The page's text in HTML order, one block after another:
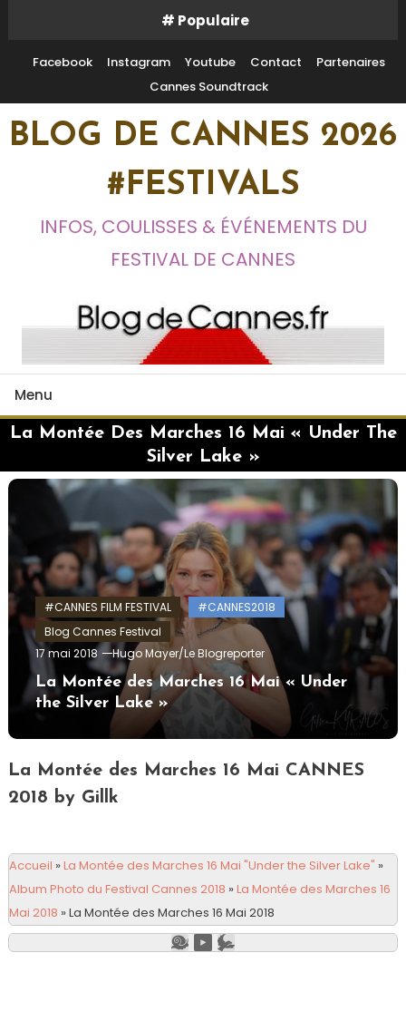
Content
# Populaire
Facebook Instagram Youtube Contact
Partenaires
Cannes Soundtrack
BLOG DE CANNES 2026
#FESTIVALS
INFOS, COULISSES & ÉVÉNEMENTS DU
FESTIVAL DE CANNES
Menu
La Montée Des Marches 16 Mai « Under The
Silver Lake »
#CANNES FILM FESTIVAL
#CANNES2018
Blog Cannes Festival
17 mai 2018
Hugo Mayer/Le Blogreporter
La Montée des Marches 16 Mai « Under
the Silver Lake »
La Montée des Marches 16 Mai CANNES
2018 by Gillk
Accueil »La Montée des Marches 16 Mai "Under the Silver Lake" »
Album Photo du Festival Cannes 2018 »La Montée des Marches 16
Mai 2018 »La Montée des Marches 16 Mai 2018